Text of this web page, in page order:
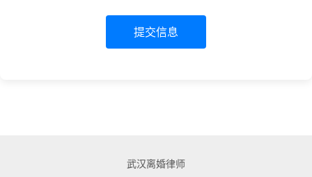
提交信息
武汉离婚律师